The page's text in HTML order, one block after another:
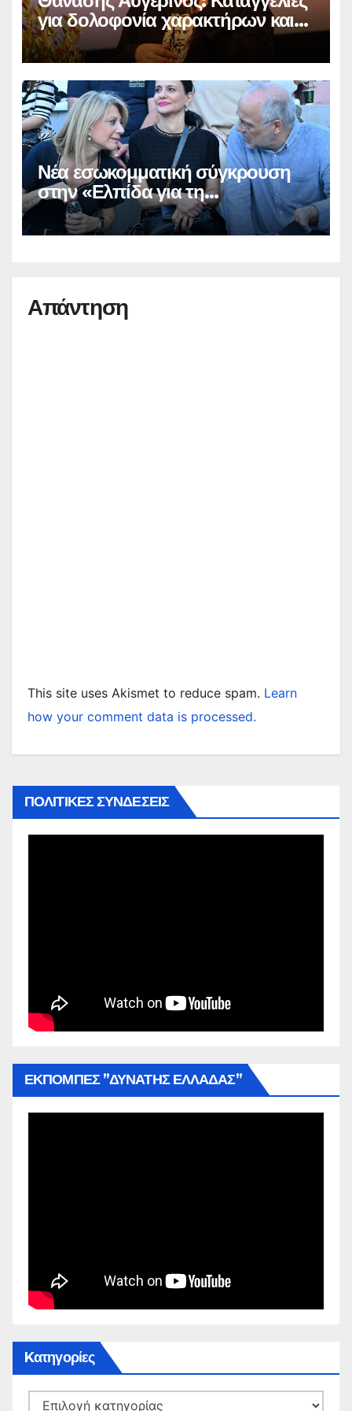
για δολοφονία χαρακτήρων και
παραπληροφόρηση
Νέα εσωκομματική σύγκρουση
στην «Ελπίδα για τη
Δημοκρατία»
Απάντηση
This site uses Akismet to reduce spam. Learn
how your comment data is processed.
ΠΟΛΙΤΙΚΕΣ ΣΥΝΔΕΣΕΙΣ
ΕΚΠΟΜΠΕΣ ”ΔΥΝΑΤΗΣ ΕΛΛΑΔΑΣ”
Kατηγορίες
Kατηγορίες